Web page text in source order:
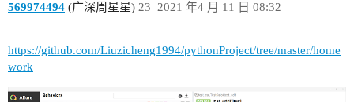
569974494 (广深周星星) 2021 年4 月 11 日 08:32
23
https://github.com/Liuzicheng1994/pythonProject/tree/master/home
work